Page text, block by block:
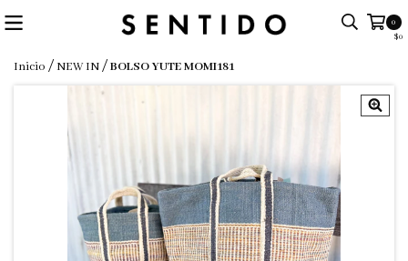
0
$0
Inicio / NEW IN/BOLSO YUTE MOMI181